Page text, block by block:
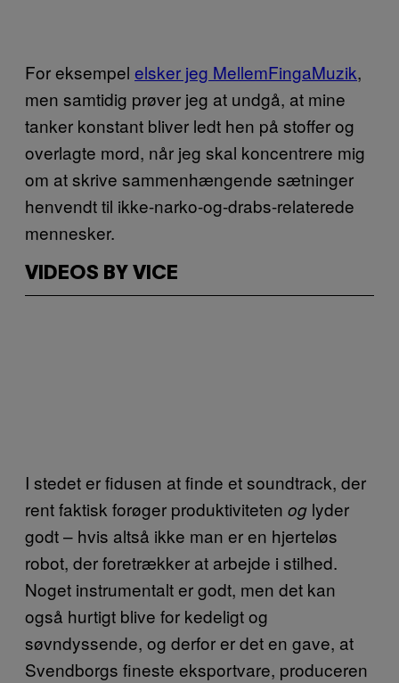
For eksempel elsker jeg MellemFingaMuzik,
men samtidig prøver jeg at undgå, at mine
tanker konstant bliver ledt hen på stoffer og
overlagte mord, når jeg skal koncentrere mig
om at skrive sammenhængende sætninger
henvendt til ikke-narko-og-drabs-relaterede
mennesker.
VIDEOS BY VICE
I stedet er fidusen at finde et soundtrack, der
rent faktisk forøger produktiviteten og lyder
godt – hvis altså ikke man er en hjerteløs
robot, der foretrækker at arbejde i stilhed.
Noget instrumentalt er godt, men det kan
også hurtigt blive for kedeligt og
søvndyssende, og derfor er det en gave, at
Svendborgs fineste eksportvare, produceren